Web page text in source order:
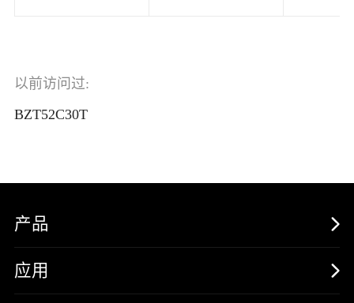
以前访问过:
BZT52C30T
产品
MOSFETs
应用